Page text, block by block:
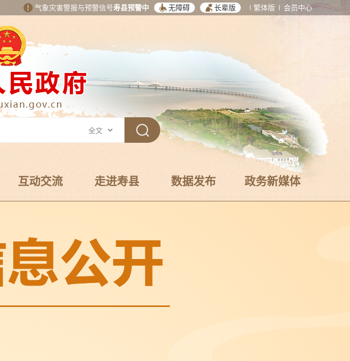
气象灾害警报与预警信号寿县预警中 无障碍 长辈版 繁体版 会员中心
互动交流 走进寿县 数据发布 政务新媒体